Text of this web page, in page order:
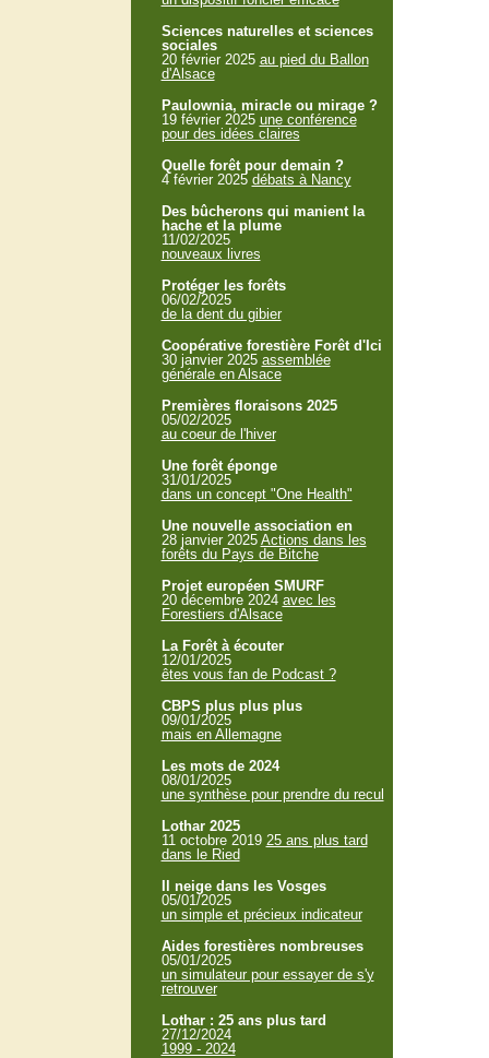
Sciences naturelles et sciences
sociales
20 février 2025 au pied du Ballon
d'Alsace
Paulownia, miracle ou mirage ?
19 février 2025 une conférence
pour des idées claires
Quelle forêt pour demain ?
4 février 2025 débats à Nancy
Des bûcherons qui manient la
hache et la plume
11/02/2025
nouveaux livres
Protéger les forêts
06/02/2025
de la dent du gibier
Coopérative forestière Forêt d'Ici
30 janvier 2025 assemblée
générale en Alsace
Premières floraisons 2025
05/02/2025
au coeur de l'hiver
Une forêt éponge
31/01/2025
dans un concept "One Health"
Une nouvelle association en
28 janvier 2025 Actions dans les
forêts du Pays de Bitche
Projet européen SMURF
20 décembre 2024 avec les
Forestiers d'Alsace
La Forêt à écouter
12/01/2025
êtes vous fan de Podcast ?
CBPS plus plus plus
09/01/2025
mais en Allemagne
Les mots de 2024
08/01/2025
une synthèse pour prendre du recul
Lothar 2025
11 octobre 2019 25 ans plus tard
dans le Ried
Il neige dans les Vosges
05/01/2025
un simple et précieux indicateur
Aides forestières nombreuses
05/01/2025
un simulateur pour essayer de s'y
retrouver
Lothar : 25 ans plus tard
27/12/2024
1999 - 2024